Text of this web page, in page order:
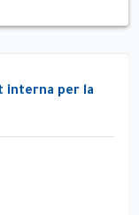
interna per la